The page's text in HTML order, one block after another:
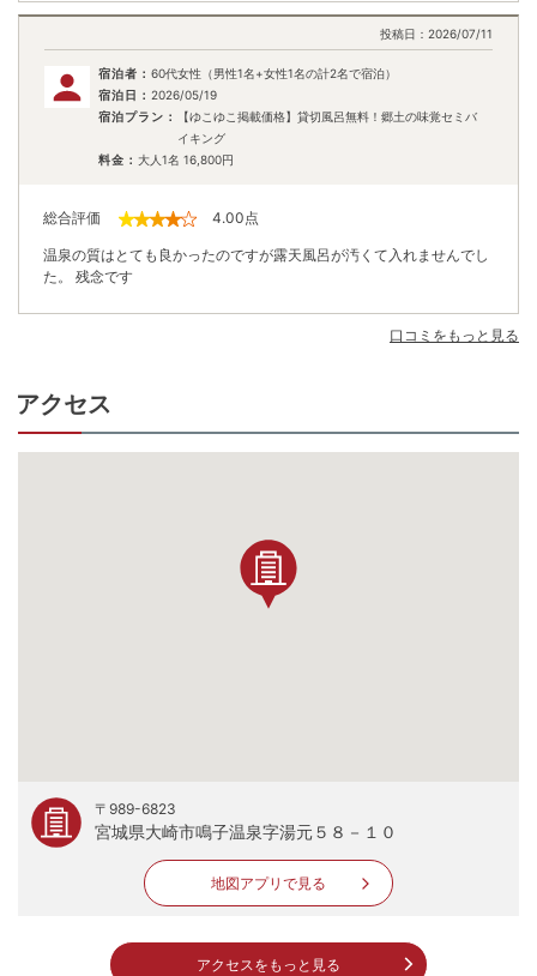
投稿日： 2026/07/11
宿泊者： 60代女性（男性1名+女性1名の計2名で宿泊）
宿泊日： 2026/05/19
宿泊プラン：
【ゆこゆこ掲載価格】貸切風呂無料！郷土の味覚セミバ
イキング
料金： 大人1名 16,800円
総合評価 4.00点
温泉の質はとても良かったのですが露天風呂が汚くて入れませんでし
た。 残念です
口コミをもっと見る
アクセス
〒989-6823
宮城県大崎市鳴子温泉字湯元５８－１０
地図アプリで見る
アクセスをもっと見る